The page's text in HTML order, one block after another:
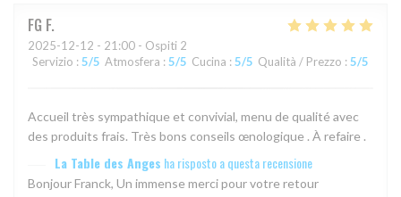
FG F
2025-12-12 - 21:00 - Ospiti 2
Servizio : 5/5 Atmosfera : 5/5 Cucina : 5/5 Qualità / Prezzo : 5/5
Accueil très sympathique et convivial, menu de qualité avec
des produits frais. Très bons conseils œnologique . À refaire .
La Table des Anges ha risposto a questa recensione
Bonjour Franck, Un immense merci pour votre retour